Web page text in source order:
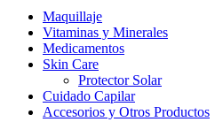
Maquillaje
Vitaminas y Minerales
Medicamentos
Skin Care
Protector Solar
Cuidado Capilar
Accesorios y Otros Productos